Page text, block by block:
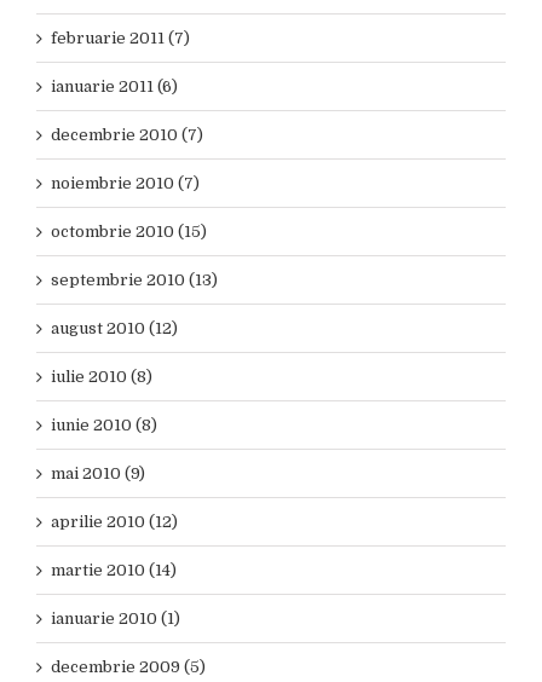
februarie 2011 (7)
ianuarie 2011 (6)
decembrie 2010 (7)
noiembrie 2010 (7)
octombrie 2010 (15)
septembrie 2010 (13)
august 2010 (12)
iulie 2010 (8)
iunie 2010 (8)
mai 2010 (9)
aprilie 2010 (12)
martie 2010 (14)
ianuarie 2010 (1)
decembrie 2009 (5)